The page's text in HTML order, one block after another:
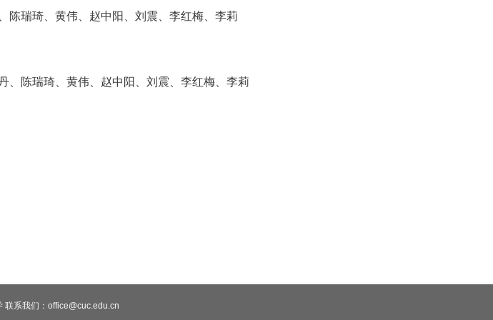
、巩丹丹、陈瑞琦、黄伟、赵中阳、刘震、李红梅、李莉
、陈瑞琦、黄伟、赵中阳、刘震、李红梅、李莉
联系我们：office@cuc.edu.cn